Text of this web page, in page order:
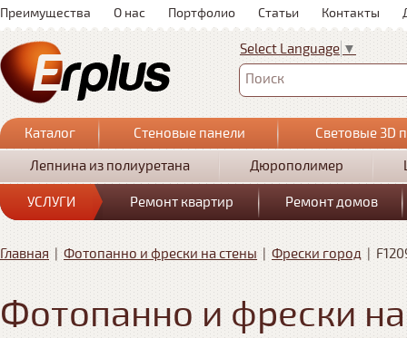
Преимущества О нас Портфолио Статьи Контакты
Select Language ▼
Поиск
Каталог Стеновые панели
Световые 3D
Лепнина из полиуретана
Дюрополимер
УСЛУГИ Ремонт квартир Ремонт домов
Главная | Фотопанно и фрески на стены | Фрески город |
Фотопанно и фрески